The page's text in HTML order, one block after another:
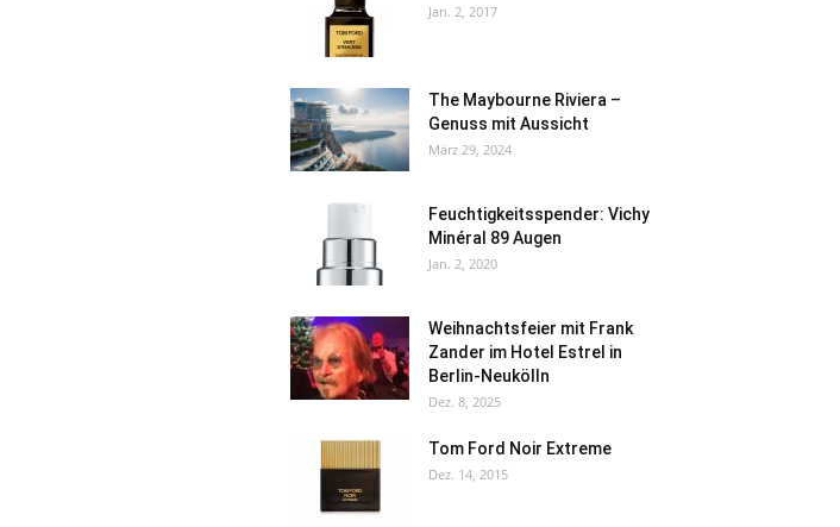
Jan. 2, 2017
The Maybourne Riviera –
Genuss mit Aussicht
März 29, 2024
Feuchtigkeitsspender: Vichy
Minéral 89 Augen
Jan. 2, 2020
Weihnachtsfeier mit Frank
Zander im Hotel Estrel in
Berlin-Neukölln
Dez. 8, 2025
Tom Ford Noir Extreme
Dez. 14, 2015